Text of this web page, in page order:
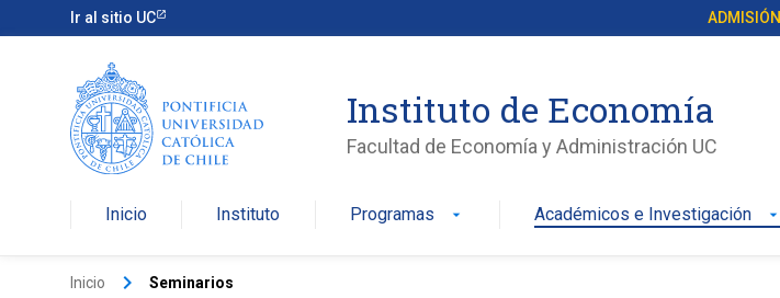
Ir al sitio UC ADMISIÓN
Instituto de Economía
Facultad de Economía y Administración UC
Inicio Instituto Programas arrow_drop_down Académicos e Investigación arrow_drop_down
Inicio keyboard_arrow_right Seminarios